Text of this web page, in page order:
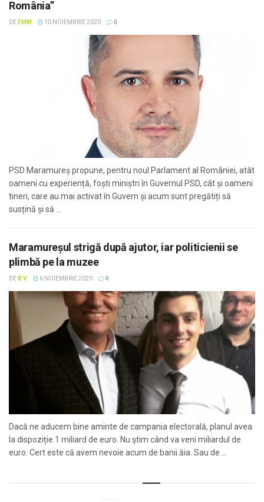
România”
DE EMM 10 NOIEMBRIE 2020 0
PSD Maramureș propune, pentru noul Parlament al României, atât
oameni cu experiență, foști miniștri în Guvernul PSD, cât și oameni
tineri, care au mai activat în Guvern și acum sunt pregătiți să
susțină și să ...
Maramureșul strigă după ajutor, iar politicienii se
plimbă pe la muzee
DE B V 6 NOIEMBRIE 2020 0
Dacă ne aducem bine aminte de campania electorală, planul avea
la dispoziție 1 miliard de euro. Nu știm când va veni miliardul de
euro. Cert este că avem nevoie acum de banii ăia. Sau de ...